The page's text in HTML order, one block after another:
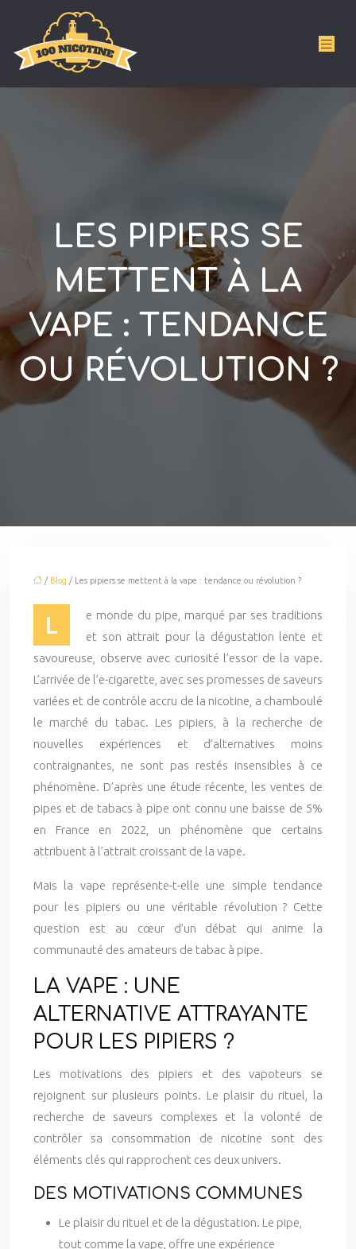
LES PIPIERS SE
METTENT À LA
VAPE : TENDANCE
OU RÉVOLUTION ?
/ Blog / Les pipiers se mettent à la vape : tendance ou révolution ?
L
e monde du pipe, marqué par ses traditions
et son attrait pour la dégustation lente et
savoureuse, observe avec curiosité l’essor de la vape.
L’arrivée de l’e-cigarette, avec ses promesses de saveurs
variées et de contrôle accru de la nicotine, a chamboulé
le marché du tabac. Les pipiers, à la recherche de
nouvelles expériences et d’alternatives moins
contraignantes, ne sont pas restés insensibles à ce
phénomène. D’après une étude récente, les ventes de
pipes et de tabacs à pipe ont connu une baisse de 5%
en France en 2022, un phénomène que certains
attribuent à l’attrait croissant de la vape.
Mais la vape représente-t-elle une simple tendance
pour les pipiers ou une véritable révolution ? Cette
question est au cœur d’un débat qui anime la
communauté des amateurs de tabac à pipe.
LA VAPE : UNE
ALTERNATIVE ATTRAYANTE
POUR LES PIPIERS ?
Les motivations des pipiers et des vapoteurs se
rejoignent sur plusieurs points. Le plaisir du rituel, la
recherche de saveurs complexes et la volonté de
contrôler sa consommation de nicotine sont des
éléments clés qui rapprochent ces deux univers.
DES MOTIVATIONS COMMUNES
Le plaisir du rituel et de la dégustation. Le pipe,
tout comme la vape, offre une expérience